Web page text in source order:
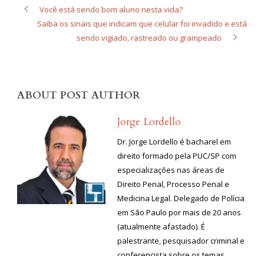
Você está sendo bom aluno nesta vida?
Saiba os sinais que indicam que celular foi invadido e está
sendo vigiado, rastreado ou grampeado
ABOUT POST AUTHOR
Jorge Lordello
Dr. Jorge Lordello é bacharel em
direito formado pela PUC/SP com
especializações nas áreas de
Direito Penal, Processo Penal e
Medicina Legal. Delegado de Polícia
em São Paulo por mais de 20 anos
(atualmente afastado). É
palestrante, pesquisador criminal e